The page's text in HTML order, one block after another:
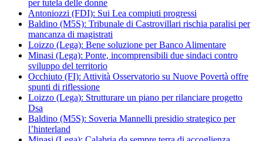
per tutela delle donne
Antoniozzi (FDI): Sui Lea compiuti progressi
Baldino (M5S): Tribunale di Castrovillari rischia paralisi per
mancanza di magistrati
Loizzo (Lega): Bene soluzione per Banco Alimentare
Minasi (Lega): Ponte, incomprensibili due sindaci contro
sviluppo del territorio
Occhiuto (FI): Attività Osservatorio su Nuove Povertà offre
spunti di riflessione
Loizzo (Lega): Strutturare un piano per rilanciare progetto
Dsa
Baldino (M5S): Soveria Mannelli presidio strategico per
l’hinterland